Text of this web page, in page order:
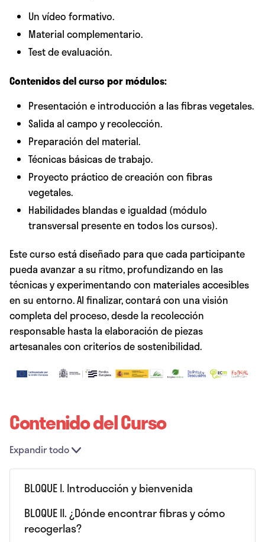
Un vídeo formativo.
Material complementario.
Test de evaluación.
Contenidos del curso por módulos:
Presentación e introducción a las fibras vegetales.
Salida al campo y recolección.
Preparación del material.
Técnicas básicas de trabajo.
Proyecto práctico de creación con fibras
vegetales.
Habilidades blandas e igualdad (módulo
transversal presente en todos los cursos).
Este curso está diseñado para que cada participante
pueda avanzar a su ritmo, profundizando en las
técnicas y experimentando con materiales accesibles
en su entorno. Al finalizar, contará con una visión
completa del proceso, desde la recolección
responsable hasta la elaboración de piezas
artesanales con criterios de sostenibilidad.
Contenido del Curso
Expandir todo
Lecciones
BLOQUE I. Introducción y bienvenida
BLOQUE II. ¿Dónde encontrar fibras y cómo
recogerlas?